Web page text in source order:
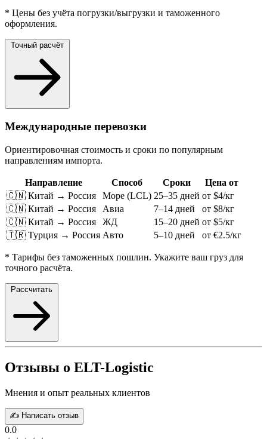
* Цены без учёта погрузки/выгрузки и таможенного
оформления.
Точный расчёт
Международные перевозки
Ориентировочная стоимость и сроки по популярным
направлениям импорта.
Направление Способ Сроки
Цена от
🇨🇳 Китай → Россия
Море (LCL) 25–35 дней от $4/кг
🇨🇳 Китай → Россия
Авиа 7–14 дней
от $8/кг
🇨🇳 Китай → Россия
ЖД 15–20 дней от $5/кг
🇹🇷 Турция → Россия Авто 5–10 дней от €2.5/кг
* Тарифы без таможенных пошлин. Укажите ваш груз для
точного расчёта.
Рассчитать
Отзывы о ELT-Logistic
Мнения и опыт реальных клиентов
✍️ Написать отзыв
0.0